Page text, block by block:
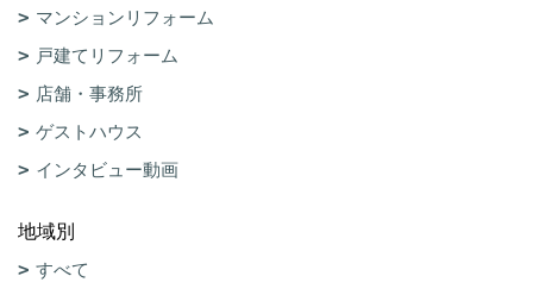
マンションリフォーム
戸建てリフォーム
店舗・事務所
ゲストハウス
インタビュー動画
地域別
すべて